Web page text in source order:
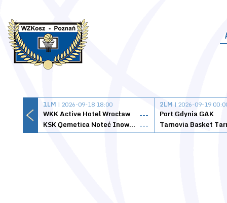
1LM | 2026-09-18 18:00
WKK Active Hotel Wrocław
---
KSK Qemetica Noteć Inowrocław ---
2LM | 2026-09-19
Port Gdynia GAK